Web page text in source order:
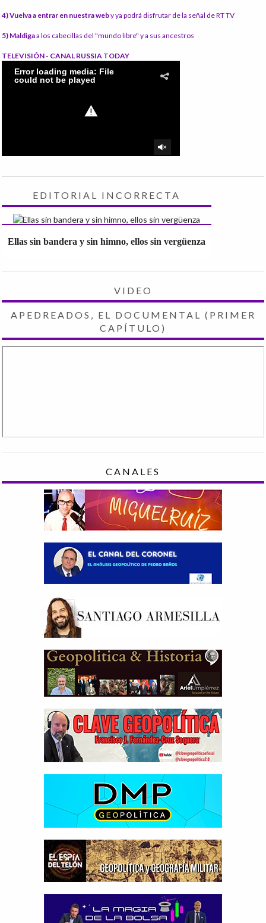
4) Vuelva a entrar en nuestra weby ya podrá disfrutar de la señal de RT TV
5) Maldigaa los cabecillas del "mundo libre" y a sus ancestros
TELEVISIÓN - CANAL RUSSIA TODAY
EDITORIAL INCORRECTA
Ellas sin bandera y sin himno, ellos sin vergüenza
VIDEO
APEDREADOS, EL DOCUMENTAL (PRIMER
CAPÍTULO)
CANALES